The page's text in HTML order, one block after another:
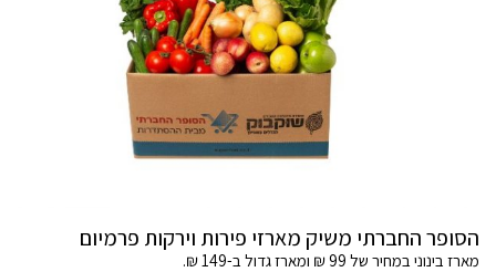
הסופר החברתי משיק מארזי פירות וירקות פרמיום
מארז בינוני במחיר של 99 ₪ ומארז גדול ב-149 ₪.